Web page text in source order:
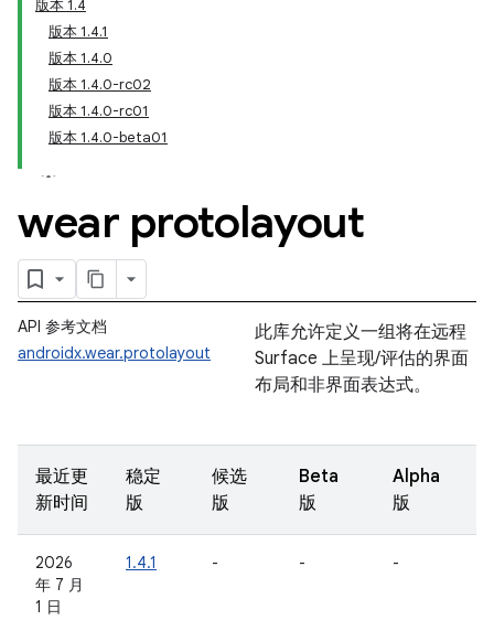
版本 1.4
版本 1.4.1
版本 1.4.0
版本 1.4.0-rc02
版本 1.4.0-rc01
版本 1.4.0-beta01
wear protolayout
API 参考文档
androidx.wear.protolayout
此库允许定义一组将在远程
Surface 上呈现/评估的界面
布局和非界面表达式。
最近更
新时间
稳定
版
候选
版
Beta
版
Alpha
版
2026
年 7 月
1 日
1.4.1 - - -